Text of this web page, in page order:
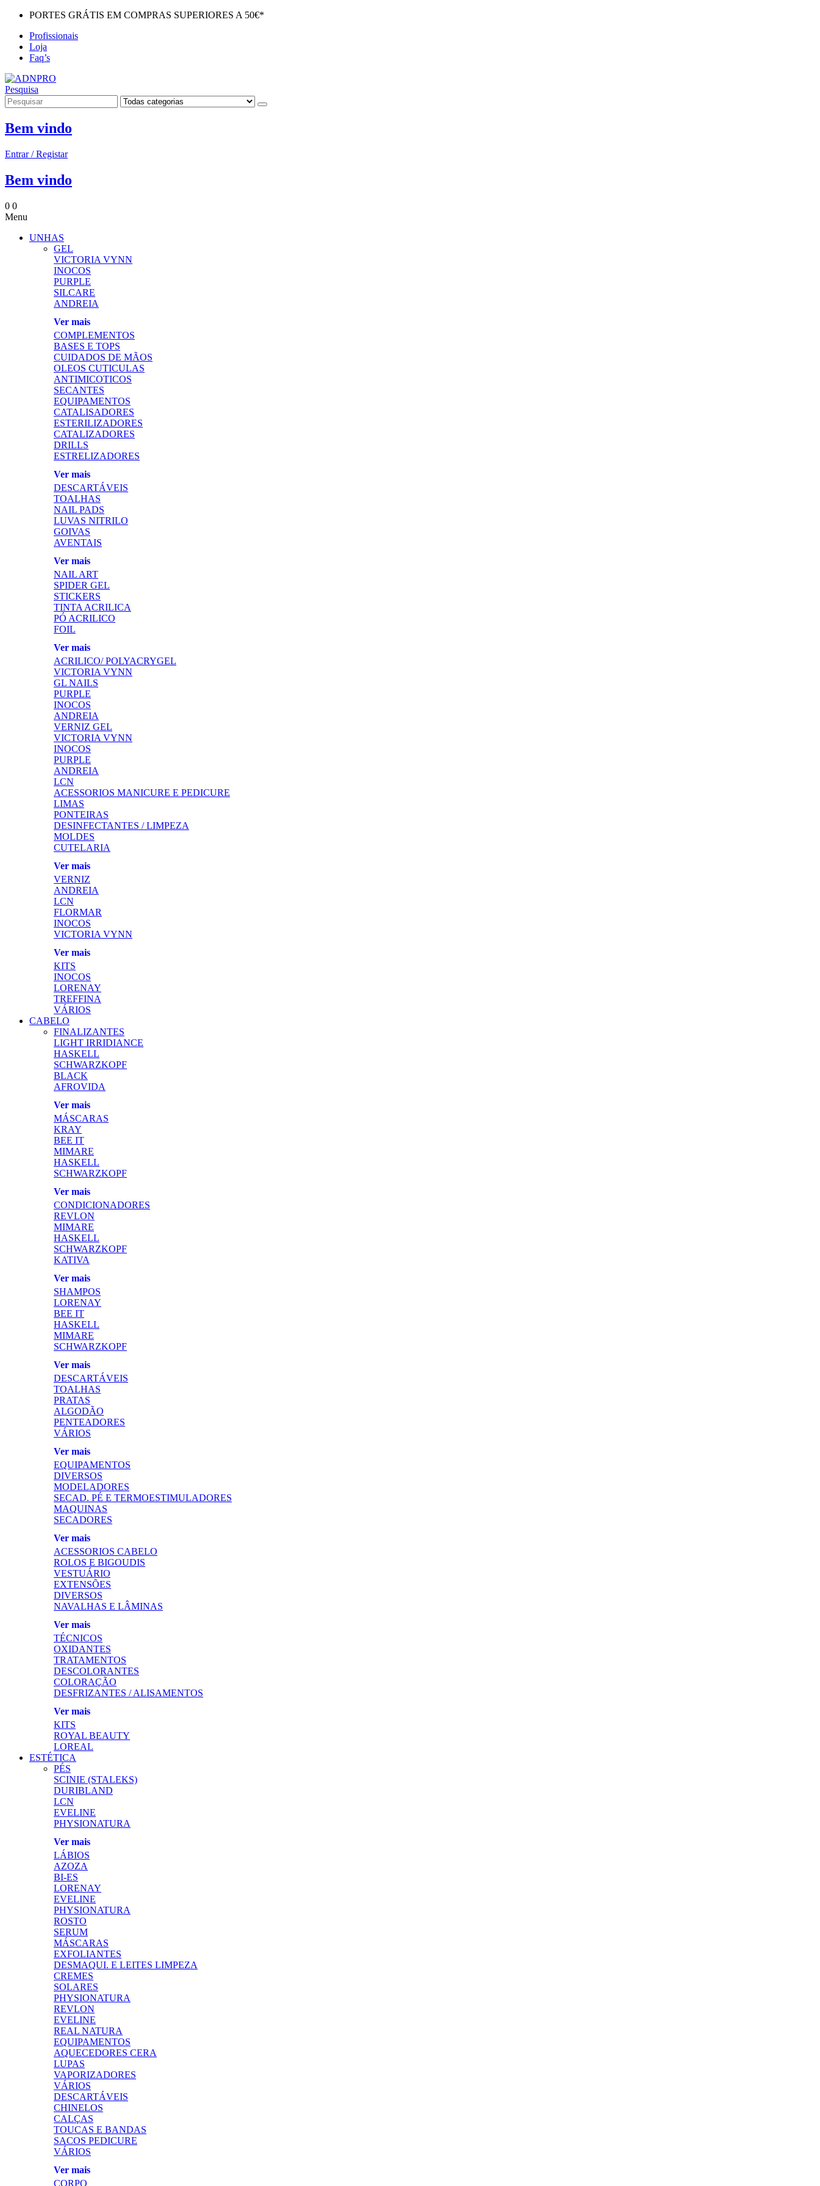
PORTES GRÁTIS EM COMPRAS SUPERIORES A 50€*
Profissionais
Loja
Faq’s
Pesquisa
Bem vindo
Entrar / Registar
Bem vindo
0 0
Menu
UNHAS
GEL
VICTORIA VYNN
INOCOS
PURPLE
SILCARE
ANDREIA
Ver mais
COMPLEMENTOS
BASES E TOPS
CUIDADOS DE MÃOS
OLEOS CUTICULAS
ANTIMICOTICOS
SECANTES
EQUIPAMENTOS
CATALISADORES
ESTERILIZADORES
CATALIZADORES
DRILLS
ESTRELIZADORES
Ver mais
DESCARTÁVEIS
TOALHAS
NAIL PADS
LUVAS NITRILO
GOIVAS
AVENTAIS
Ver mais
NAIL ART
SPIDER GEL
STICKERS
TINTA ACRILICA
PÓ ACRILICO
FOIL
Ver mais
ACRILICO/ POLYACRYGEL
VICTORIA VYNN
GL NAILS
PURPLE
INOCOS
ANDREIA
VERNIZ GEL
VICTORIA VYNN
INOCOS
PURPLE
ANDREIA
LCN
ACESSORIOS MANICURE E PEDICURE
LIMAS
PONTEIRAS
DESINFECTANTES / LIMPEZA
MOLDES
CUTELARIA
Ver mais
VERNIZ
ANDREIA
LCN
FLORMAR
INOCOS
VICTORIA VYNN
Ver mais
KITS
INOCOS
LORENAY
TREFFINA
VÁRIOS
CABELO
FINALIZANTES
LIGHT IRRIDIANCE
HASKELL
SCHWARZKOPF
BLACK
AFROVIDA
Ver mais
MÁSCARAS
KRAY
BEE IT
MIMARE
HASKELL
SCHWARZKOPF
Ver mais
CONDICIONADORES
REVLON
MIMARE
HASKELL
SCHWARZKOPF
KATIVA
Ver mais
SHAMPOS
LORENAY
BEE IT
HASKELL
MIMARE
SCHWARZKOPF
Ver mais
DESCARTÁVEIS
TOALHAS
PRATAS
ALGODÃO
PENTEADORES
VÁRIOS
Ver mais
EQUIPAMENTOS
DIVERSOS
MODELADORES
SECAD. PÉ E TERMOESTIMULADORES
MAQUINAS
SECADORES
Ver mais
ACESSORIOS CABELO
ROLOS E BIGOUDIS
VESTUÁRIO
EXTENSÕES
DIVERSOS
NAVALHAS E LÂMINAS
Ver mais
TÉCNICOS
OXIDANTES
TRATAMENTOS
DESCOLORANTES
COLORAÇÃO
DESFRIZANTES / ALISAMENTOS
Ver mais
KITS
ROYAL BEAUTY
LOREAL
ESTÉTICA
PÉS
SCINIE (STALEKS)
DURIBLAND
LCN
EVELINE
PHYSIONATURA
Ver mais
LÁBIOS
AZOZA
BI-ES
LORENAY
EVELINE
PHYSIONATURA
ROSTO
SERUM
MÁSCARAS
EXFOLIANTES
DESMAQUI. E LEITES LIMPEZA
CREMES
SOLARES
PHYSIONATURA
REVLON
EVELINE
REAL NATURA
EQUIPAMENTOS
AQUECEDORES CERA
LUPAS
VAPORIZADORES
VÁRIOS
DESCARTÁVEIS
CHINELOS
CALÇAS
TOUCAS E BANDAS
SACOS PEDICURE
VÁRIOS
Ver mais
CORPO